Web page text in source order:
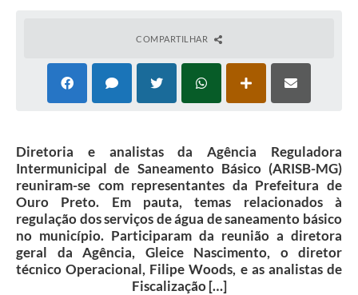
COMPARTILHAR
Diretoria e analistas da Agência Reguladora
Intermunicipal de Saneamento Básico (ARISB-MG)
reuniram-se com representantes da Prefeitura de
Ouro Preto. Em pauta, temas relacionados à
regulação dos serviços de água de saneamento básico
no município. Participaram da reunião a diretora
geral da Agência, Gleice Nascimento, o diretor
técnico Operacional, Filipe Woods, e as analistas de
Fiscalização […]